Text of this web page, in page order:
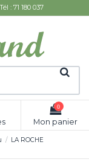
Tél : 71 180 037
0
Mon panier
LA ROCHE